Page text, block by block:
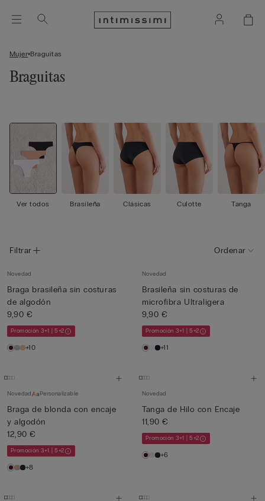
Mujer Braguitas
Braguitas
Ver todos Brasileña Clásicas Culotte Tanga
Filtrar Ordenar
Novedad
Braga brasileña sin costuras
de algodón
9,90 €
Promoción 3+1 | 5+2
+10
Novedad
Brasileña sin costuras de
microfibra Ultraligera
9,90 €
Promoción 3+1 | 5+2
+11
Novedad Personalizable
Braga de blonda con encaje
y algodón
12,90 €
Promoción 3+1 | 5+2
+8
Novedad
Tanga de Hilo con Encaje
11,90 €
Promoción 3+1 | 5+2
+6